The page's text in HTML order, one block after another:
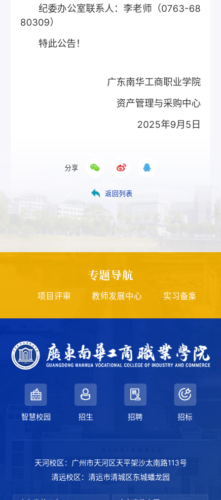
纪委办公室联系人：李老师（0763-68
80309）
特此公告！
广东南华工商职业学院
资产管理与采购中心
2025年9月5日
分享
返回列表
专题导航
项目评审 教师发展中心 实习备案
智慧校园 招生 招聘 招标
天河校区：广州市天河区天平架沙太南路113号
清远校区：清远市清城区东城蟠龙园